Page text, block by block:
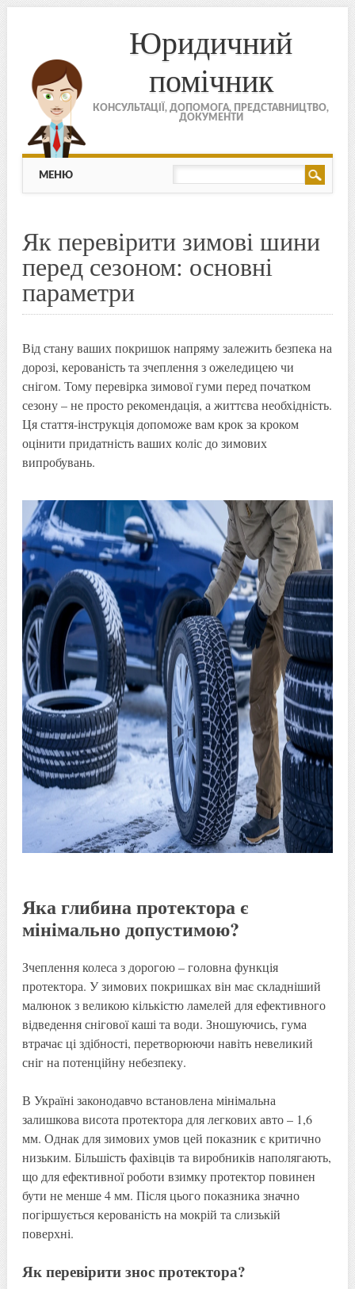
Юридичний
помічник
КОНСУЛЬТАЦІЇ, ДОПОМОГА, ПРЕДСТАВНИЦТВО,
ДОКУМЕНТИ
МЕНЮ
Skip to content
МЕНЮ
Як перевірити зимові шини
перед сезоном: основні
параметри
Від стану ваших покришок напряму залежить безпека на
дорозі, керованість та зчеплення з ожеледицею чи
снігом. Тому перевірка зимової гуми перед початком
сезону – не просто рекомендація, а життєва необхідність.
Ця стаття-інструкція допоможе вам крок за кроком
оцінити придатність ваших коліс до зимових
випробувань.
Яка глибина протектора є
мінімально допустимою?
Зчеплення колеса з дорогою – головна функція
протектора. У зимових покришках він має складніший
малюнок з великою кількістю ламелей для ефективного
відведення снігової каші та води. Зношуючись, гума
втрачає ці здібності, перетворюючи навіть невеликий
сніг на потенційну небезпеку.
В Україні законодавчо встановлена мінімальна
залишкова висота протектора для легкових авто – 1,6
мм. Однак для зимових умов цей показник є критично
низьким. Більшість фахівців та виробників наполягають,
що для ефективної роботи взимку протектор повинен
бути не менше 4 мм. Після цього показника значно
погіршується керованість на мокрій та слизькій
поверхні.
Як перевірити знос протектора?